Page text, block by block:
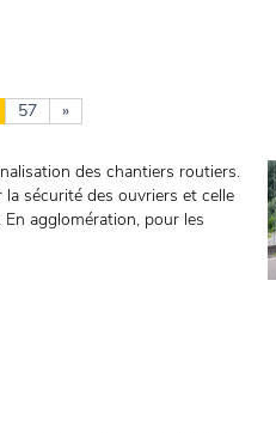
57 »
des chantiers routiers.
sécurité des ouvriers et celle
agglomération, pour les